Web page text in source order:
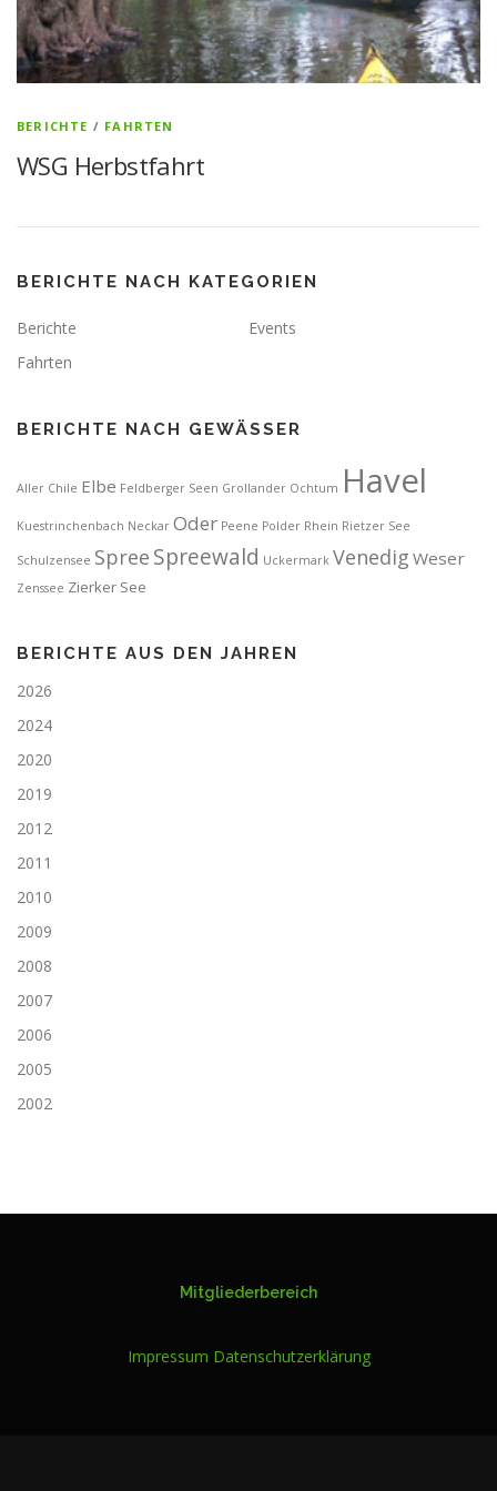
BERICHTE / FAHRTEN
WSG Herbstfahrt
BERICHTE NACH KATEGORIEN
Berichte
Events
Fahrten
BERICHTE NACH GEWÄSSER
Aller Chile Elbe Feldberger Seen Grollander Ochtum Havel
Kuestrinchenbach Neckar Oder Peene Polder Rhein Rietzer See
Schulzensee Spree Spreewald Uckermark Venedig Weser
Zenssee Zierker See
BERICHTE AUS DEN JAHREN
2026
2024
2020
2019
2012
2011
2010
2009
2008
2007
2006
2005
2002
Mitgliederbereich
Impressum Datenschutzerklärung